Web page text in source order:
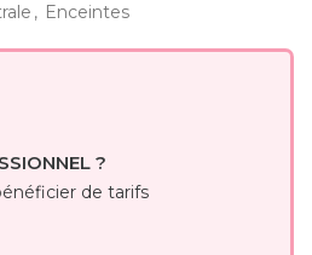
, Enceintes
?
de tarifs